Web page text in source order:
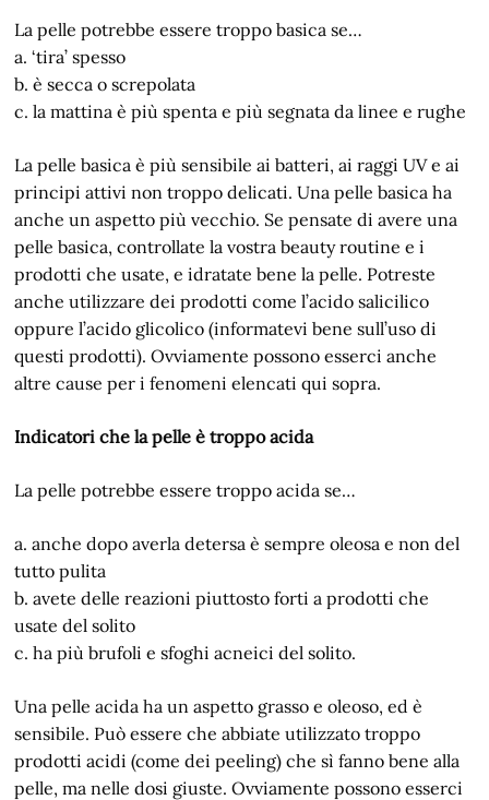
La pelle potrebbe essere troppo basica se…
a. ‘tira’ spesso
b. è secca o screpolata
c. la mattina è più spenta e più segnata da linee e rughe
La pelle basica è più sensibile ai batteri, ai raggi UV e ai
principi attivi non troppo delicati. Una pelle basica ha
anche un aspetto più vecchio. Se pensate di avere una
pelle basica, controllate la vostra beauty routine e i
prodotti che usate, e idratate bene la pelle. Potreste
anche utilizzare dei prodotti come l’acido salicilico
oppure l’acido glicolico (informatevi bene sull’uso di
questi prodotti). Ovviamente possono esserci anche
altre cause per i fenomeni elencati qui sopra.
Indicatori che la pelle è troppo acida
La pelle potrebbe essere troppo acida se…
a. anche dopo averla detersa è sempre oleosa e non del
tutto pulita
b. avete delle reazioni piuttosto forti a prodotti che
usate del solito
c. ha più brufoli e sfoghi acneici del solito.
Una pelle acida ha un aspetto grasso e oleoso, ed è
sensibile. Può essere che abbiate utilizzato troppo
prodotti acidi (come dei peeling) che sì fanno bene alla
pelle, ma nelle dosi giuste. Ovviamente possono esserci